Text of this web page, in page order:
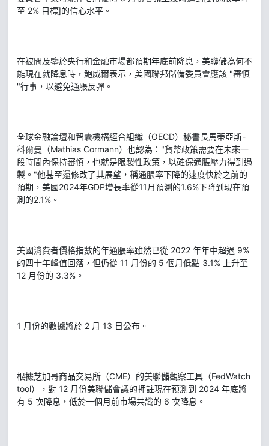
至 2% 目標]的信心水平。
在被問及鑒於央行和金融市場都預期年底前降息，美聯儲為何不
能現在就降息時，鮑威爾表示，美國聯邦儲備委員會應該 "審慎
"行事，以避免通脹反彈。
全球金融論壇和智囊機構經合組織（OECD）秘書長馬蒂亞斯-
科爾曼（Mathias Cormann）也認為："貨幣政策需要在未來一
段時間內保持審慎，也就是限製性政策，以確保通脹壓力得到遏
製。"他甚至還修改了其展望，稱通脹率下降的速度快於之前的
預期，美國2024年GDP增長率從11月預測的1.6%下降到現在預
測的2.1%。
美國消費者價格指數的年通脹率雖然已從 2022 年年中超過 9%
的四十年峰值回落，但仍從 11 月份的 5 個月低點 3.1% 上升至
12 月份的 3.3%。
1 月份的數據將於 2 月 13 日公布。
根據芝加哥商品交易所（CME）的美聯儲觀察工具（FedWatch
tool），對 12 月份美聯儲會議的押註現在預測到 2024 年底將
有 5 次降息，低於一個月前市場共識的 6 次降息。